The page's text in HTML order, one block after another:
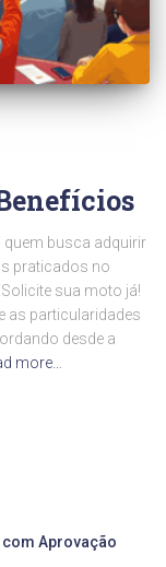
quem busca adquirir
praticados no
sua moto já!
as particularidades
desde a
more…
Aprovação